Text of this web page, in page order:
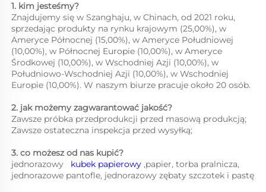
1. kim jesteśmy?
Znajdujemy się w Szanghaju, w Chinach, od 2021 roku,
sprzedając produkty na rynku krajowym (25,00%), w
Ameryce Północnej (15,00%), w Ameryce Południowej
(10,00%), w Północnej Europie (10,00%), w Ameryce
Środkowej (10,00%), w Wschodniej Azji (10,00%), w
Południowo-Wschodniej Azji (10,00%), w Wschodniej
Europie (10,00%). W naszym biurze pracuje około 20 osób.
2. jak możemy zagwarantować jakość?
Zawsze próbka przedprodukcji przed masową produkcją;
Zawsze ostateczna inspekcja przed wysyłką;
3. co możesz od nas kupić?
jednorazowy kubek papierowy ,papier, torba pralnicza,